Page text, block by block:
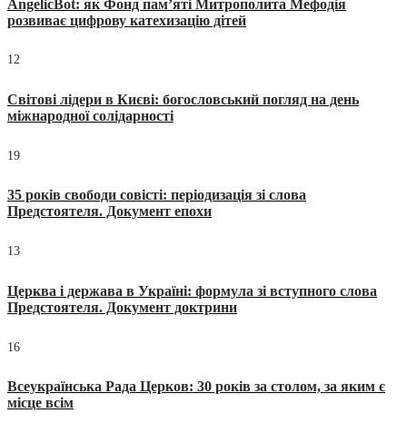
AngelicBot: як Фонд пам’яті Митрополита Мефодія
розвиває цифрову катехизацію дітей
12
Світові лідери в Києві: богословський погляд на день
міжнародної солідарності
19
35 років свободи совісті: періодизація зі слова
Предстоятеля. Документ епохи
13
Церква і держава в Україні: формула зі вступного слова
Предстоятеля. Документ доктрини
16
Всеукраїнська Рада Церков: 30 років за столом, за яким є
місце всім